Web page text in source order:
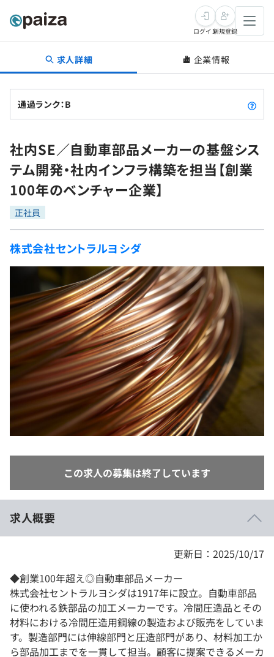
転職・キャリア
転職成功ガイド
転職エージェント
インタビュー
転職成功ガイド
新卒就活
求人検索
本選考
インターン
新卒エージェント
イベント・セミナー
インタビュー
就活成功ガイド
学習
問題集
4択課題
リファレンス
プラン
個人向けプラン
法人向けプラン
学校向けプラン
プログラミング言語
評価結果一覧
再チャレンジ結果一覧
ゲーム・マンガ
Tech Team Journal
paiza times
note
paizaとは？
ログイン新規登録
求人詳細 企業情報
通過ランク：B
社内SE／自動車部品メーカーの基盤シス
テム開発・社内インフラ構築を担当【創業
100年のベンチャー企業】
正社員
株式会社セントラルヨシダ
この求人の募集は終了しています
求人概要
更新日：2025/10/17
◆創業100年超え◎自動車部品メーカー
株式会社セントラルヨシダは1917年に設立。自動車部品
に使われる鉄部品の加工メーカーです。冷間圧造品とその
材料における冷間圧造用鋼線の製造および販売をしていま
す。製造部門には伸線部門と圧造部門があり、材料加工か
ら部品加工までを一貫して担当。顧客に提案できるメーカ